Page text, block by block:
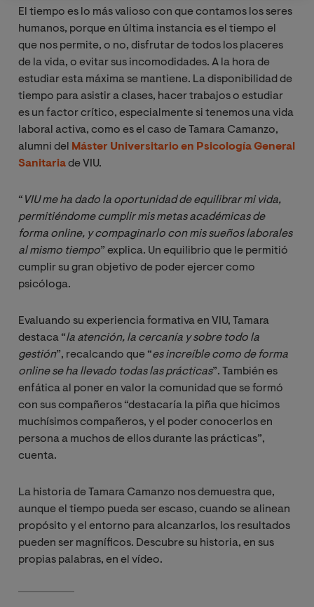
El tiempo es lo más valioso con que contamos los seres
humanos, porque en última instancia es el tiempo el
que nos permite, o no, disfrutar de todos los placeres
de la vida, o evitar sus incomodidades. A la hora de
estudiar esta máxima se mantiene. La disponibilidad de
tiempo para asistir a clases, hacer trabajos o estudiar
es un factor crítico, especialmente si tenemos una vida
laboral activa, como es el caso de Tamara Camanzo,
alumni del
Máster Universitario en Psicología General
Sanitariade VIU.
“ VIU me ha dado la oportunidad de equilibrar mi vida,
permitiéndome cumplir mis metas académicas de
forma online, y compaginarlo con mis sueños laborales
al mismo tiempo” explica. Un equilibrio que le permitió
cumplir su gran objetivo de poder ejercer como
psicóloga.
Evaluando su experiencia formativa en VIU, Tamara
destaca “la atención, la cercanía y sobre todo la
gestión”, recalcando que “es increíble como de forma
online se ha llevado todas las prácticas”. También es
enfática al poner en valor la comunidad que se formó
con sus compañeros “destacaría la piña que hicimos
muchísimos compañeros, y el poder conocerlos en
persona a muchos de ellos durante las prácticas”,
cuenta.
La historia de Tamara Camanzo nos demuestra que,
aunque el tiempo pueda ser escaso, cuando se alinean
propósito y el entorno para alcanzarlos, los resultados
pueden ser magníficos. Descubre su historia, en sus
propias palabras, en el vídeo.